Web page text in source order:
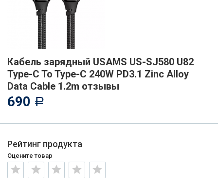
Кабель зарядный USAMS US-SJ580 U82
Type-C To Type-C 240W PD3.1 Zinc Alloy
Data Cable 1.2m отзывы
690 Р
Рейтинг продукта
Оцените товар